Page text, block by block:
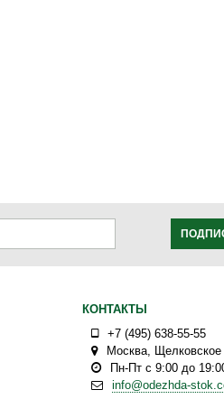
КОНТАКТЫ
+7 (495) 638-55-55
Москва,
Пн-Пт с 9:00 до
info@odezhda-